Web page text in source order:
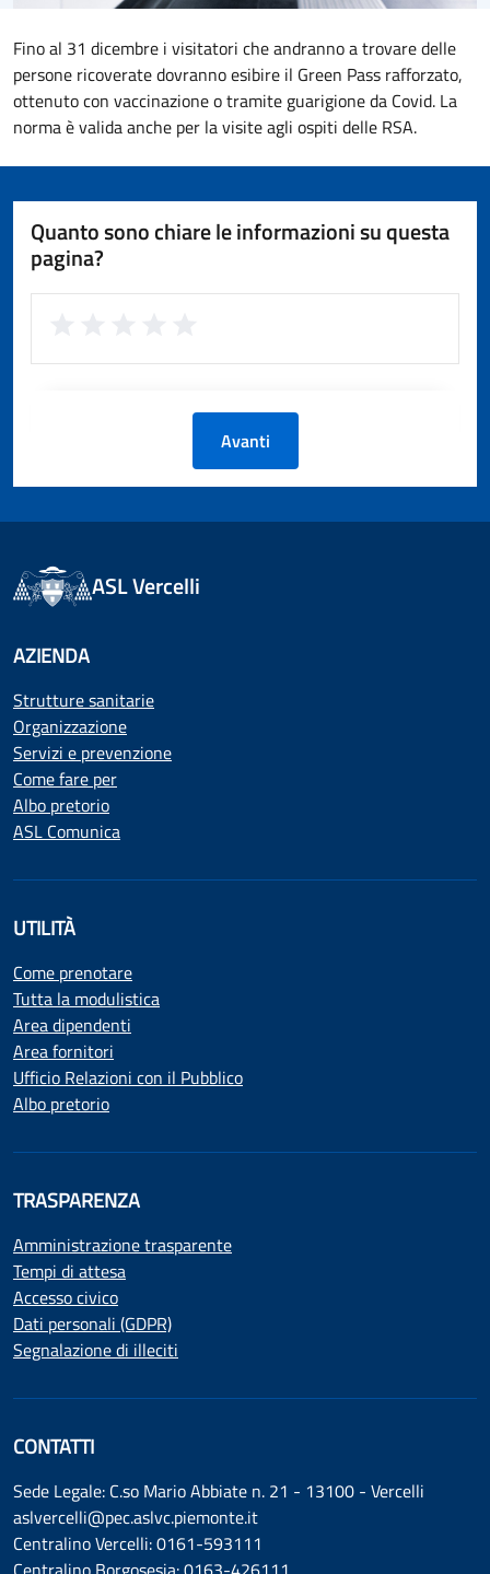
Fino al 31 dicembre i visitatori che andranno a trovare delle
persone ricoverate dovranno esibire il Green Pass rafforzato,
ottenuto con vaccinazione o tramite guarigione da Covid. La
norma è valida anche per la visite agli ospiti delle RSA.
Quanto sono chiare le informazioni su questa
pagina?
Avanti
ASL Vercelli
AZIENDA
Strutture sanitarie
Organizzazione
Servizi e prevenzione
Come fare per
Albo pretorio
ASL Comunica
UTILITÀ
Come prenotare
Tutta la modulistica
Area dipendenti
Area fornitori
Ufficio Relazioni con il Pubblico
Albo pretorio
TRASPARENZA
Amministrazione trasparente
Tempi di attesa
Accesso civico
Dati personali (GDPR)
Segnalazione di illeciti
CONTATTI
Sede Legale: C.so Mario Abbiate n. 21 - 13100 - Vercelli
aslvercelli@pec.aslvc.piemonte.it
Centralino Vercelli: 0161-593111